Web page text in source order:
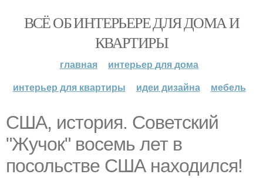
ВСЁ ОБ ИНТЕРЬЕРЕ ДЛЯ ДОМА И
КВАРТИРЫ
главная
интерьер для дома
интерьер для квартиры
идеи дизайна мебель
США, история. Советский
"Жучок" восемь лет в
посольстве США находился!